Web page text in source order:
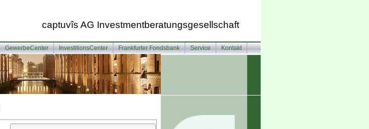
captuvîs AG Investmentberatungsgesellschaft
GewerbeCenter InvestitionsCenter Frankfurter Fondsbank Service Kontakt